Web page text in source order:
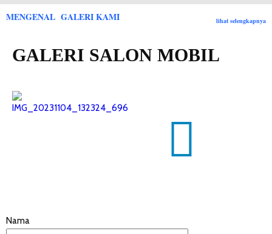
MENGENAL GALERI KAMI lihat selengkapnya
GALERI SALON MOBIL
Nama